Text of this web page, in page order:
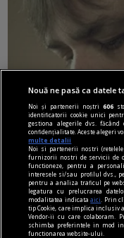
poemul săptămînii
Depresie
Cum să nu fiu
Nouă ne pasă ca datele
Noi și partenerii noștri606
identificatorii cookie unici
gestiona alegerile dvs.
confidențialitate. Aceste alegeri
multe detalii
Noi si partenerii nostri
furnizorii nostri de servicii de
functioneze, pentru a
interesele si/sau profilul dvs.,
pentru a analiza traficul pe
legatura cu prelucrarea
modalitatea indicataaici
. Prin
tip Cookie, care implica inclusiv
Vendor-ii cu care colaboram.
schimba preferintele in mod
functionarea website-ului.